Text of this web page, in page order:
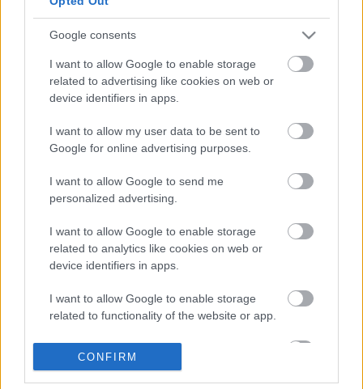
Google consents
I want to allow Google to enable storage
related to advertising like cookies on web or
device identifiers in apps.
I want to allow my user data to be sent to
Google for online advertising purposes.
I want to allow Google to send me
personalized advertising.
I want to allow Google to enable storage
related to analytics like cookies on web or
device identifiers in apps.
I want to allow Google to enable storage
related to functionality of the website or app.
I want to allow Google to enable storage
CONFIRM
üzemnapján - ráadásul a Fényvillamost is el
akartam kapni, de nem a szokásos helyek egyikén,
úgyhogy a Közbálnánál táboroztam le. Sajnos nem
Éljen a felhasználóellenség dizájn!
Kiléptem az utcára, és látom, hogy havazik. Na nem
nagyon, csak a köd egy része úgy átfagyott, hogy
fehér pöttyként ki- és lecsapódott. Kicsit
rákapcsolhatna (már hogy a havazás), mert
szerintem jár nekünk egy igazi, fehér karácsony. A
hideg amúgy az iPodomat is megviselte:…
Tél volt, hó esett...
2007. november 26.